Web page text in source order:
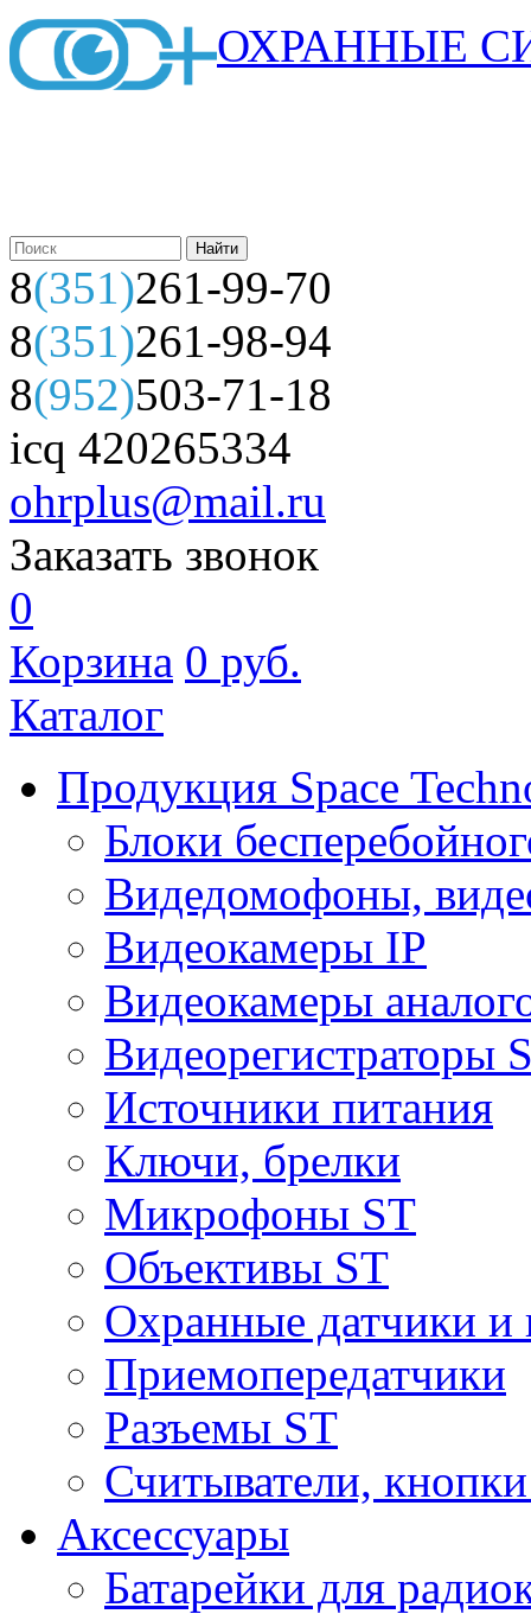
ОХРАННЫЕ
8(351)261-99-70
8(351)261-98-94
8(952)503-71-18
icq 420265334
ohrplus@mail.ru
Заказать звонок
0
Корзина 0 руб.
Каталог
Продукция Space
Блоки
Видедомофоны,
Видеокамеры IP
Видеокамеры
Видеорегистраторы
Источники питания
Ключи, брелки
Микрофоны ST
Объективы ST
Охранные датчики и
Приемопередатчики
Разъемы ST
Считыватели,
Аксессуары
Батарейки для